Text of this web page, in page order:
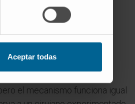
Aceptar todas
visible para el
o castigado, el efecto
el mecanismo funciona igual